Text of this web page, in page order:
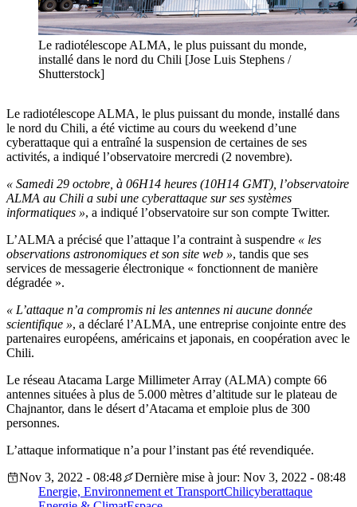
Le radiotélescope ALMA, le plus puissant du monde,
installé dans le nord du Chili [Jose Luis Stephens /
Shutterstock]
Le radiotélescope ALMA, le plus puissant du monde, installé dans
le nord du Chili, a été victime au cours du weekend d’une
cyberattaque qui a entraîné la suspension de certaines de ses
activités, a indiqué l’observatoire mercredi (2 novembre).
« Samedi 29 octobre, à 06H14 heures (10H14 GMT), l’observatoire
ALMA au Chili a subi une cyberattaque sur ses systèmes
informatiques », a indiqué l’observatoire sur son compte Twitter.
L’ALMA a précisé que l’attaque l’a contraint à suspendre « les
observations astronomiques et son site web », tandis que ses
services de messagerie électronique « fonctionnent de manière
dégradée ».
« L’attaque n’a compromis ni les antennes ni aucune donnée
scientifique », a déclaré l’ALMA, une entreprise conjointe entre des
partenaires européens, américains et japonais, en coopération avec le
Chili.
Le réseau Atacama Large Millimeter Array (ALMA) compte 66
antennes situées à plus de 5.000 mètres d’altitude sur le plateau de
Chajnantor, dans le désert d’Atacama et emploie plus de 300
personnes.
L’attaque informatique n’a pour l’instant pas été revendiquée.
Nov 3, 2022 - 08:48
Dernière mise à jour: Nov 3, 2022 - 08:48
Energie, Environnement et TransportChilicyberattaque